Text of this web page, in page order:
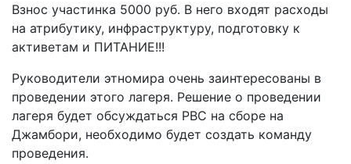
Взнос участинка 5000 руб. В него входят расходы
на атрибутику, инфраструктуру, подготовку к
активетам и ПИТАНИЕ!!!
Руководители этномира очень заинтересованы в
проведении этого лагеря. Решение о проведении
лагеря будет обсуждаться РВС на сборе на
Джамбори, необходимо будет создать команду
проведения.